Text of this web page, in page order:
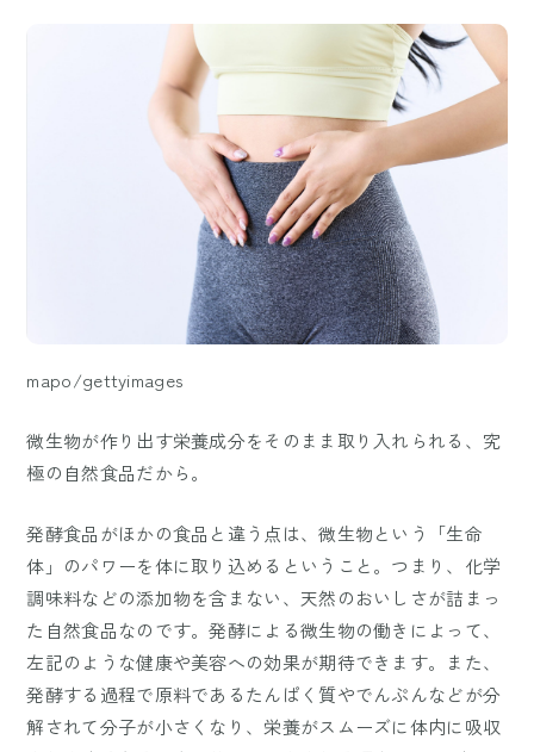
mapo/gettyimages
微生物が作り出す栄養成分をそのまま取り入れられる、究
極の自然食品だから。
発酵食品がほかの食品と違う点は、微生物という「生命
体」のパワーを体に取り込めるということ。つまり、化学
調味料などの添加物を含まない、天然のおいしさが詰まっ
た自然食品なのです。発酵による微生物の働きによって、
左記のような健康や美容への効果が期待できます。また、
発酵する過程で原料であるたんぱく質やでんぷんなどが分
解されて分子が小さくなり、栄養がスムーズに体内に吸収